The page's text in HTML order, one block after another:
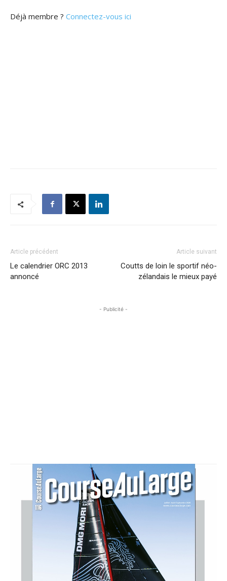
Déjà membre ? Connectez-vous ici
Article précédent
Le calendrier ORC 2013
annoncé
Article suivant
Coutts de loin le sportif néo-
zélandais le mieux payé
- Publicité -